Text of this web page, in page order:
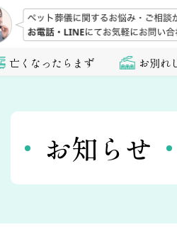
亡くなったらまず お別れ
お知らせ